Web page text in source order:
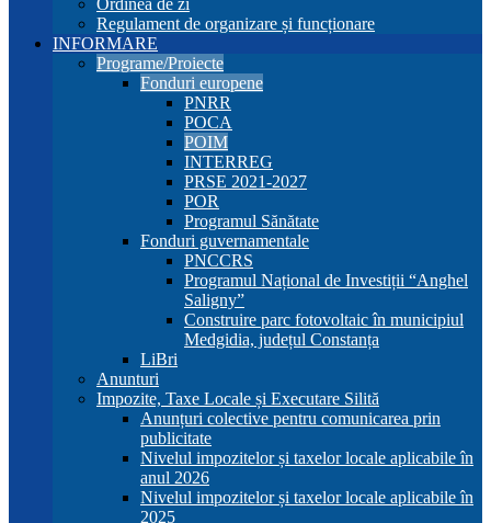
Regulament de organizare și funcționare
INFORMARE
Programe/Proiecte
Fonduri europene
PNRR
POCA
POIM
INTERREG
PRSE 2021-2027
POR
Programul Sănătate
Fonduri guvernamentale
PNCCRS
Programul Național de Investiții “Anghel
Saligny”
Construire parc fotovoltaic în municipiul
Medgidia, județul Constanța
LiBri
Anunturi
Impozite, Taxe Locale și Executare Silită
Anunțuri colective pentru comunicarea prin
publicitate
Nivelul impozitelor și taxelor locale aplicabile în
anul 2026
Nivelul impozitelor și taxelor locale aplicabile în
2025